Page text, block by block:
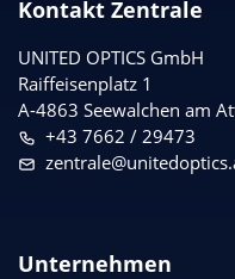
Kontakt Zentrale
UNITED OPTICS GmbH
Raiffeisenplatz 1
A-4863 Seewalchen am
+43 7662 / 29473
Unternehmen